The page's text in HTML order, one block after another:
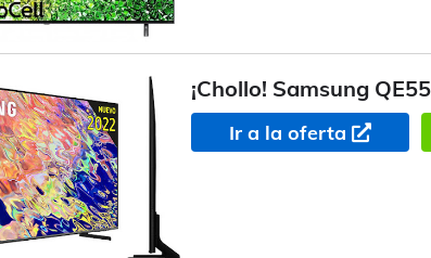
¡Chollo! Samsung
Ir a la oferta